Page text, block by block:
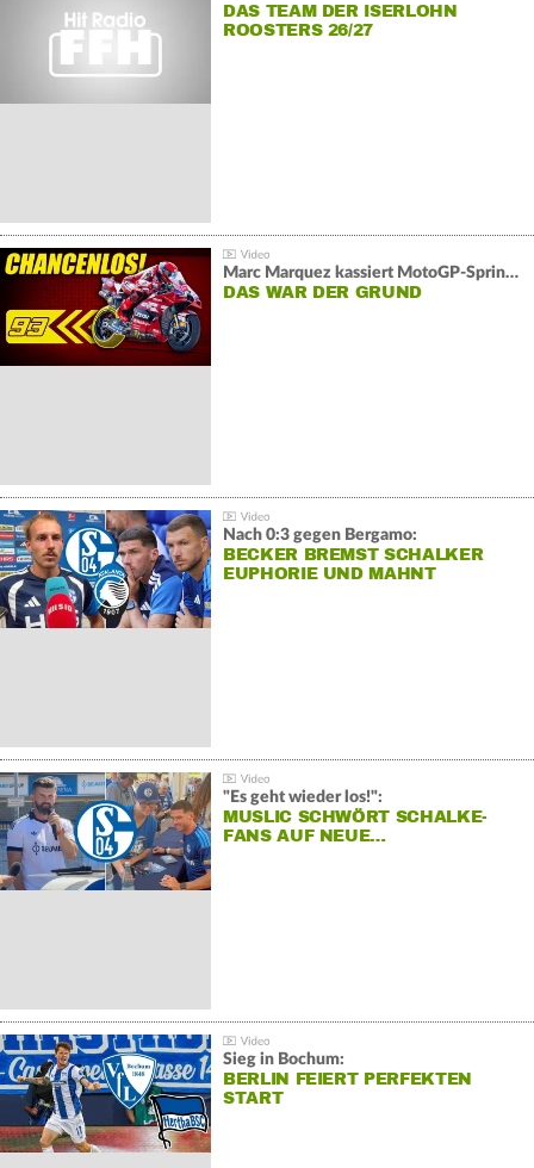
DAS TEAM DER ISERLOHN
ROOSTERS 26/27
Marc Marquez kassiert MotoGP-Sprint-Schlappe:
DAS WAR DER GRUND
Nach 0:3 gegen Bergamo:
BECKER BREMST SCHALKER
EUPHORIE UND MAHNT
"Es geht wieder los!":
MUSLIC SCHWÖRT SCHALKE-
FANS AUF NEUE…
Sieg in Bochum:
BERLIN FEIERT PERFEKTEN
START